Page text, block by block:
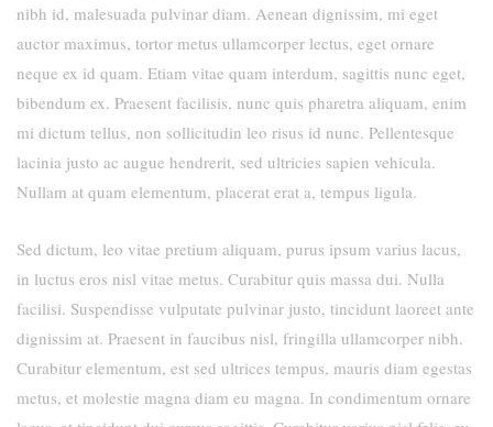
nibh id, malesuada pulvinar diam. Aenean dignissim, mi eget
auctor maximus, tortor metus ullamcorper lectus, eget ornare
neque ex id quam. Etiam vitae quam interdum, sagittis nunc eget,
bibendum ex. Praesent facilisis, nunc quis pharetra aliquam, enim
mi dictum tellus, non sollicitudin leo risus id nunc. Pellentesque
lacinia justo ac augue hendrerit, sed ultricies sapien vehicula.
Nullam at quam elementum, placerat erat a, tempus ligula.
Sed dictum, leo vitae pretium aliquam, purus ipsum varius lacus,
in luctus eros nisl vitae metus. Curabitur quis massa dui. Nulla
facilisi. Suspendisse vulputate pulvinar justo, tincidunt laoreet ante
dignissim at. Praesent in faucibus nisl, fringilla ullamcorper nibh.
Curabitur elementum, est sed ultrices tempus, mauris diam egestas
metus, et molestie magna diam eu magna. In condimentum ornare